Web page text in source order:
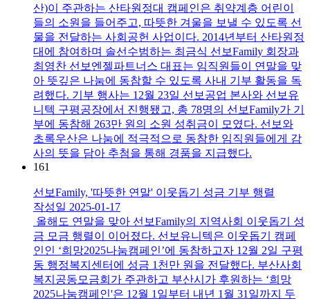
산)이 주관하는 산타원정대 캠페인은 취약계층 어린이
들의 소원을 들어주고, 따뜻한 겨울을 보낼 수 있도록 선
물을 전달하는 사회공헌 사업이다. 2014년부터 산타원정
대에 참여하며 솔선수범하는 최금식 선보Family 회장과
최영찬 선보엔젤파트너스 대표는 임직원들이 연말을 맞
아 뜻깊은 나눔에 동참할 수 있도록 사내 기부 활동을 독
려했다. 기부 행사는 12월 23일 선보공업 본사와 선보유
니텍 구평공장에서 진행됐고, 총 78명의 선보Family가 기
부에 동참해 263만 원의 소원 성취금이 모였다. 선보와
초록우산은 나눔에 적극적으로 동참한 임직원들에게 감
사의 뜻을 담아 추첨을 통해 경품을 지급했다.​
161
선보Family, '따뜻한 연말' 이웃돕기 성금 기부 행렬
작성일 2025-01-17
올해도 연말을 맞아 선보Family의 지역사회 이웃돕기 성
금 모금 행렬이 이어졌다. 선보유니텍은 이웃돕기 캠페
인인 ‘희망2025나눔캠페인’에 동참하고자 12월 2일 구평
동 행정복지센터에 성금 1천만 원을 전달했다. 부산사회
복지공동모금회가 주관하고 부산시가 후원하는 ‘희망
2025나눔캠페인'은 12월 1일부터 내년 1월 31일까지 두